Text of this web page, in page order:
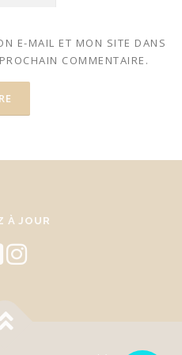
E-MAIL ET MON SITE DANS
COMMENTAIRE.
À JOUR